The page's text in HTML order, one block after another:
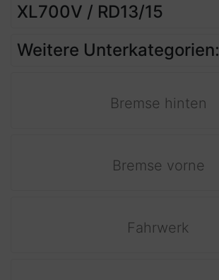
XL700V / RD13/15
Weitere Unterkategorien:
Bremse hinten
Bremse vorne
Fahrwerk